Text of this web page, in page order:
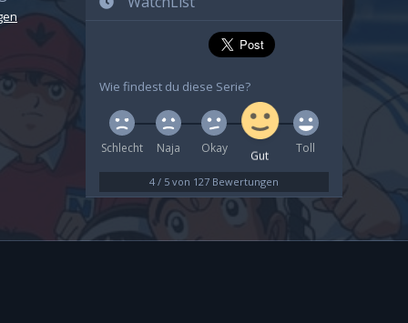
Wie findest du diese Serie?
Schlecht Naja Okay
Gut
Toll
4 / 5 von 127 Bewertungen